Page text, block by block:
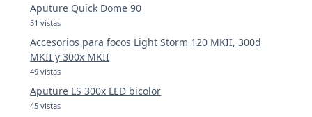
Aputure Quick Dome 90
51 vistas
Accesorios para focos Light Storm 120 MKII, 300d
MKII y 300x MKII
49 vistas
Aputure LS 300x LED bicolor
45 vistas